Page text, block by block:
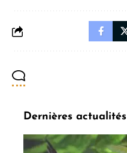
Dernières actualités